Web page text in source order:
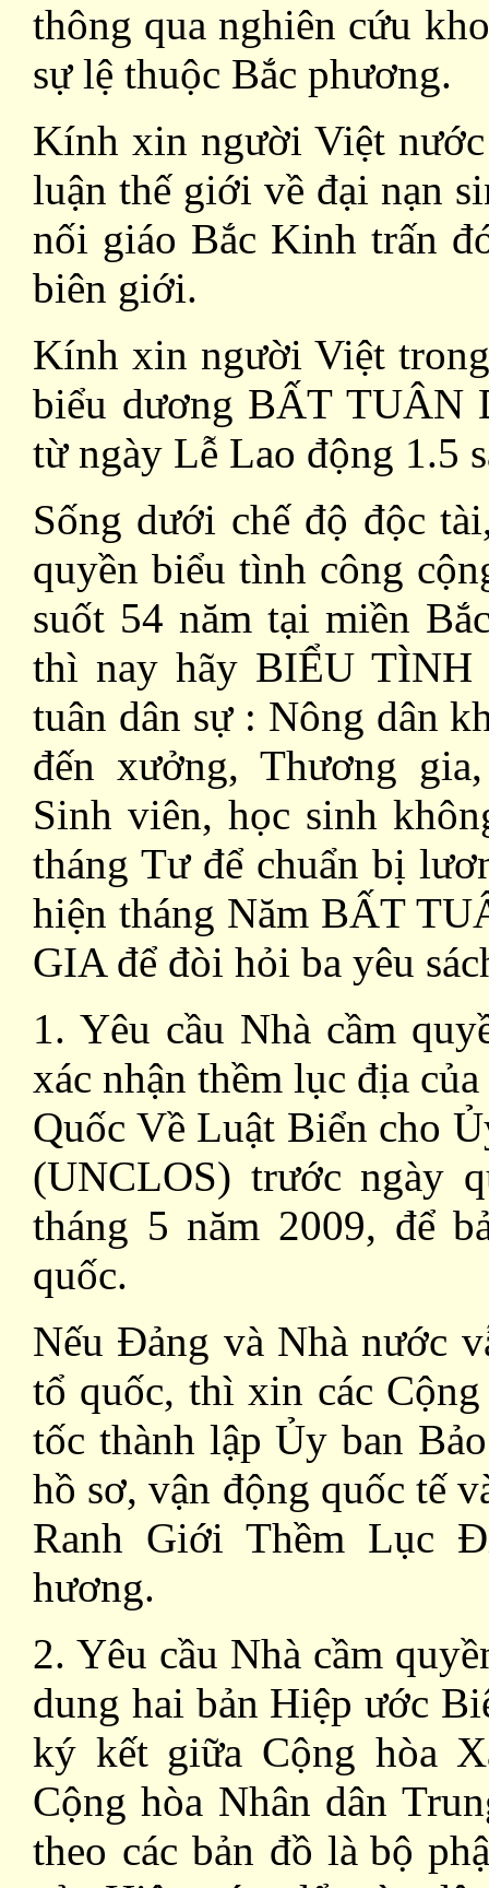
thông qua nghiên cứu
sự lệ thuộc Bắc phương.
Kính xin người Việt
luận thế giới về đại nạn
nối giáo Bắc Kinh trấn
biên giới.
Kính xin người Việt
biểu dương BẤT TUÂN
từ ngày Lễ Lao động 1.5
Sống dưới chế độ độc
quyền biểu tình công
suốt 54 năm tại miền
thì nay hãy BIỂU
tuân dân sự : Nông dân
đến xưởng, Thương
Sinh viên, học sinh
tháng Tư để chuẩn bị
hiện tháng Năm BẤT
GIA để đòi hỏi ba yêu
1. Yêu cầu Nhà cầm
xác nhận thềm lục địa
Quốc Về Luật Biển cho
(UNCLOS) trước ngày
tháng 5 năm 2009, để
quốc.
Nếu Đảng và Nhà nước
tổ quốc, thì xin các
tốc thành lập Ủy ban
hồ sơ, vận động quốc tế
Ranh Giới Thềm Lục
hương.
2. Yêu cầu Nhà cầm
dung hai bản Hiệp ước
ký kết giữa Cộng hòa
Cộng hòa Nhân dân
theo các bản đồ là bộ